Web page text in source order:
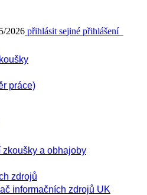
2026 přihlásit sejiné přihlášení
práce)
zkoušky a obhajoby
zdrojů
informačních zdrojů UK